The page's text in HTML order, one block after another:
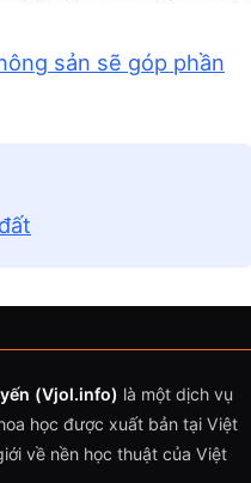
sản sẽ góp phần
(Vjol.info) là một dịch vụ
học được xuất bản tại Việt
về nền học thuật của Việt